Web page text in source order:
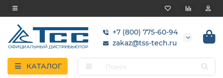
+7 (800) 775-60-94
zakaz@tss-tech.ru
КАТАЛОГ